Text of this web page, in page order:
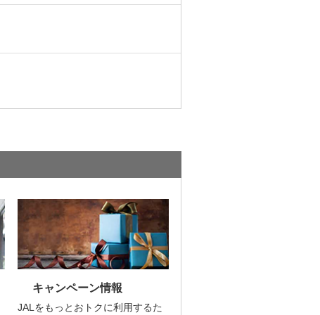
キャンペーン情報
JALをもっとおトクに利用するた